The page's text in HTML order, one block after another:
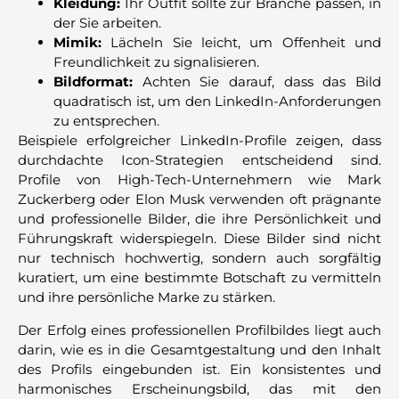
der Sie arbeiten.
Mimik: Lächeln Sie leicht, um Offenheit und
Freundlichkeit zu signalisieren.
Bildformat: Achten Sie darauf, dass das Bild
quadratisch ist, um den LinkedIn-Anforderungen
zu entsprechen.
Beispiele erfolgreicher LinkedIn-Profile zeigen, dass
durchdachte Icon-Strategien entscheidend sind.
Profile von High-Tech-Unternehmern wie Mark
Zuckerberg oder Elon Musk verwenden oft prägnante
und professionelle Bilder, die ihre Persönlichkeit und
Führungskraft widerspiegeln. Diese Bilder sind nicht
nur technisch hochwertig, sondern auch sorgfältig
kuratiert, um eine bestimmte Botschaft zu vermitteln
und ihre persönliche Marke zu stärken.
Der Erfolg eines professionellen Profilbildes liegt auch
darin, wie es in die Gesamtgestaltung und den Inhalt
des Profils eingebunden ist. Ein konsistentes und
harmonisches Erscheinungsbild, das mit den